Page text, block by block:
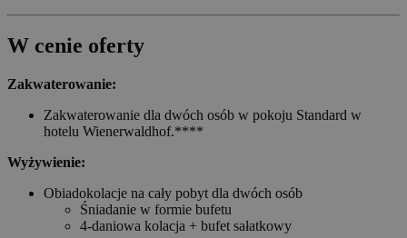
W cenie oferty
Zakwaterowanie:
Zakwaterowanie dla dwóch osób w pokoju Standard w
hotelu Wienerwaldhof.****
Wyżywienie:
Obiadokolacje na cały pobyt dla dwóch osób
Śniadanie w formie bufetu
4-daniowa kolacja + bufet sałatkowy